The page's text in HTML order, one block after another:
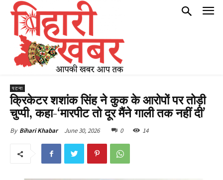
पटना
क्रिकेटर शशांक सिंह ने कुक के आरोपों पर तोड़ी
चुप्पी, कहा-‘मारपीट तो दूर मैंने गाली तक नहीं दी’
By Bihari Khabar June 30, 2026 0 14